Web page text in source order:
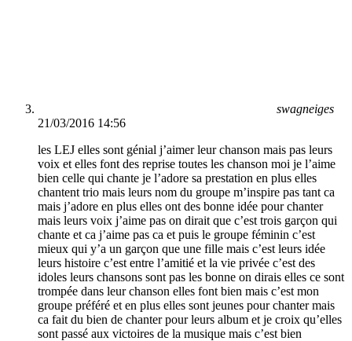
swagneiges
21/03/2016 14:56
les LEJ elles sont génial j’aimer leur chanson mais pas leurs
voix et elles font des reprise toutes les chanson moi je l’aime
bien celle qui chante je l’adore sa prestation en plus elles
chantent trio mais leurs nom du groupe m’inspire pas tant ca
mais j’adore en plus elles ont des bonne idée pour chanter
mais leurs voix j’aime pas on dirait que c’est trois garçon qui
chante et ca j’aime pas ca et puis le groupe féminin c’est
mieux qui y’a un garçon que une fille mais c’est leurs idée
leurs histoire c’est entre l’amitié et la vie privée c’est des
idoles leurs chansons sont pas les bonne on dirais elles ce sont
trompée dans leur chanson elles font bien mais c’est mon
groupe préféré et en plus elles sont jeunes pour chanter mais
ca fait du bien de chanter pour leurs album et je croix qu’elles
sont passé aux victoires de la musique mais c’est bien